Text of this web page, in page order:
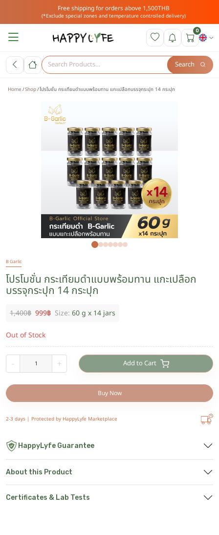
Free shipping for orders above 1,500THB
(*Exclude special zones and temperature controlled delivery)
0
Search
Home Shop โปรโมชั่น กระเทียมดำแบบพร้อมทาน แกะเปลือกบรรจุกระปุก 14 กระปุก
B Garlic
โปรโมชั่น กระเทียมดำแบบพร้อมทาน แกะเปลือก
บรรจุกระปุก 14 กระปุก
1,400฿ 999฿ Size: 60 g x 14 jars
Out of Stock
- + Add to Cart
Buy Now
2-3 days | Protected by HappyLyfe Marketplace
HappyLyfe Guarantee
About this Product
Certificates & Lab Tests